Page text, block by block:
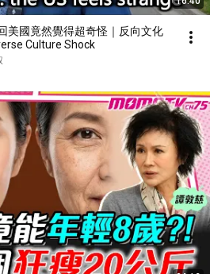
美國竟然覺得超奇怪｜反向文化
Culture Shock